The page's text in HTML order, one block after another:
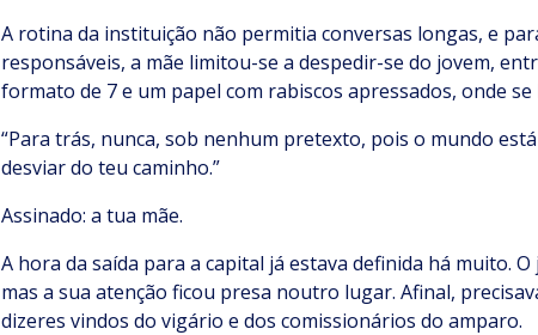
A rotina da instituição não permitia conversas longas, e
responsáveis, a mãe limitou-se a despedir-se do jovem,
formato de 7 e um papel com rabiscos apressados, onde se
“Para trás, nunca, sob nenhum pretexto, pois o mundo
desviar do teu caminho.”
Assinado: a tua mãe.
A hora da saída para a capital já estava definida há muito.
mas a sua atenção ficou presa noutro lugar. Afinal,
dizeres vindos do vigário e dos comissionários do amparo.